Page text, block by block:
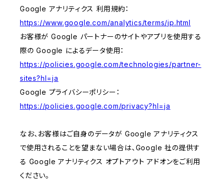
Google アナリティクス 利用規約：
https://www.google.com/analytics/terms/jp.html
お客様が Google パートナーのサイトやアプリを使用する
際の Google によるデータ使用：
https://policies.google.com/technologies/partner-
sites?hl=ja
Google プライバシーポリシー：
https://policies.google.com/privacy?hl=ja
なお、お客様はご自身のデータが Google アナリティクス
で使用されることを望まない場合は、Google 社の提供す
る Google アナリティクス オプトアウト アドオンをご利用
ください。